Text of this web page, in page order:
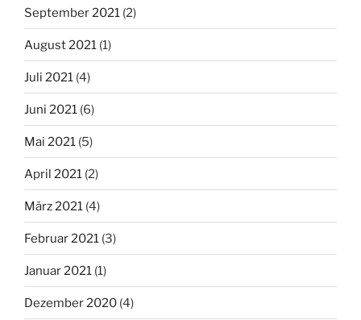
September 2021 (2)
August 2021 (1)
Juli 2021 (4)
Juni 2021 (6)
Mai 2021 (5)
April 2021 (2)
März 2021 (4)
Februar 2021 (3)
Januar 2021 (1)
Dezember 2020 (4)